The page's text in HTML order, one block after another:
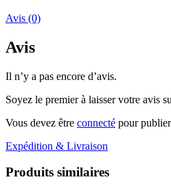
Avis (0)
Avis
Il n’y a pas encore d’avis.
Soyez le premier à laisser votre avis
Vous devez être connecté pour
Expédition & Livraison
Produits similaires